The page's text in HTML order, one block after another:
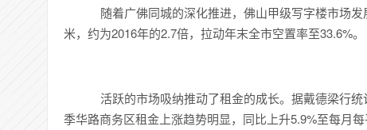
随着广佛同城的深化推进，佛山甲级写字楼市场
米，约为2016年的2.7倍，拉动年末全市空置率至33.6%。
活跃的市场吸纳推动了租金的成长。据戴德梁行
季华路商务区租金上涨趋势明显，同比上升5.9%至每月